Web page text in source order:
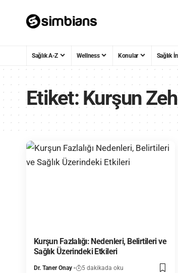
Sağlık A-Z Wellness Konular Sağlık
Etiket:Kurşun
Kurşun Fazlalığı: Nedenleri, Belirtileri ve
Sağlık Üzerindeki Etkileri
Dr. Taner Onay 5 dakikada oku